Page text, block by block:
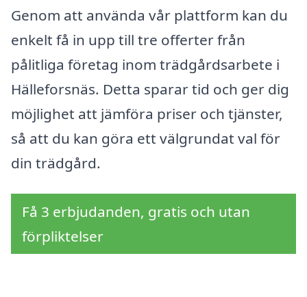
Genom att använda vår plattform kan du
enkelt få in upp till tre offerter från
pålitliga företag inom trädgårdsarbete i
Hälleforsnäs. Detta sparar tid och ger dig
möjlighet att jämföra priser och tjänster,
så att du kan göra ett välgrundat val för
din trädgård.
Få 3 erbjudanden, gratis och utan
förpliktelser